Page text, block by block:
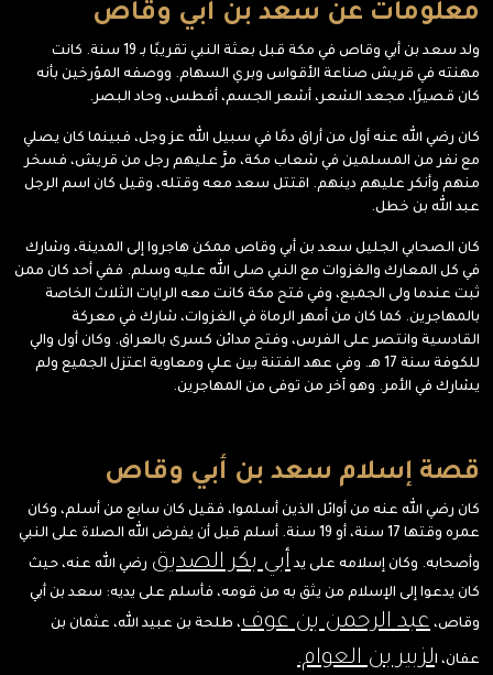
معلومات عن سعد بن أبي وقاص
ولد سعد بن أبي وقاص في مكة قبل بعثة النبي تقريبًا بـ 19 سنة. كانت
مهنته في قريش صناعة الأقواس وبري السهام. ووصفه المؤرخين بأنه
كان قصيرًا، مجعد الشعر، أشعر الجسم، أفطس، وحاد البصر.
كان رضي الله عنه أول من أراق دمًا في سبيل الله عز وجل، فبينما كان يصلي
مع نفر من المسلمين في شعاب مكة، مرَّ عليهم رجل من قريش، فسخر
منهم وأنكر عليهم دينهم. اقتتل سعد معه وقتله، وقيل كان اسم الرجل
عبد الله بن خطل.
كان الصحابي الجليل سعد بن أبي وقاص ممكن هاجروا إلى المدينة، وشارك
في كل المعارك والغزوات مع النبي صلى الله عليه وسلم. ففي أحد كان ممن
ثبت عندما ولى الجميع، وفي فتح مكة كانت معه الرايات الثلاث الخاصة
بالمهاجرين. كما كان من أمهر الرماة في الغزوات، شارك في معركة
القادسية وانتصر على الفرس، وفتح مدائن كسرى بالعراق. وكان أول والي
للكوفة سنة 17 هـ. وفي عهد الفتنة بين علي ومعاوية اعتزل الجميع ولم
يشارك في الأمر. وهو آخر من توفى من المهاجرين.
قصة إسلام سعد بن أبي وقاص
كان رضي الله عنه من أوائل الذين أسلموا، فقيل كان سابع من أسلم، وكان
عمره وقتها 17 سنة، أو 19 سنة. أسلم قبل أن يفرض الله الصلاة على النبي
وأصحابه. وكان إسلامه على يد أبي بكر الصديق رضي الله عنه، حيث
كان يدعوا إلى الإسلام من يثق به من قومه، فأسلم على يديه: سعد بن أبي
وقاص، عبد الرحمن بن عوف، طلحة بن عبيد الله، عثمان بن
عفان، الزبير بن العوام.